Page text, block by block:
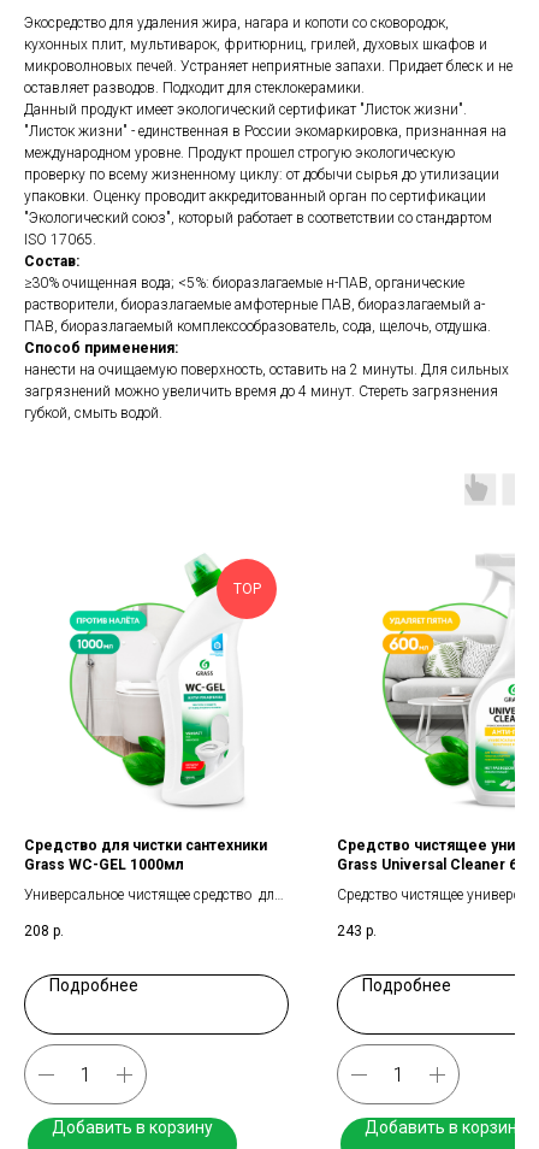
Экосредство для удаления жира, нагара и копоти со сковородок,
кухонных плит, мультиварок, фритюрниц, грилей, духовых шкафов и
микроволновых печей. Устраняет неприятные запахи. Придает блеск и не
оставляет разводов. Подходит для стеклокерамики.
Данный продукт имеет экологический сертификат "Листок жизни".
"Листок жизни" - единственная в России экомаркировка, признанная на
международном уровне. Продукт прошел строгую экологическую
проверку по всему жизненному циклу: от добычи сырья до утилизации
упаковки. Оценку проводит аккредитованный орган по сертификации
"Экологический союз", который работает в соответствии со стандартом
ISO 17065.
Состав:
≥30% очищенная вода; <5%: биоразлагаемые н-ПАВ, органические
растворители, биоразлагаемые амфотерные ПАВ, биоразлагаемый а-
ПАВ, биоразлагаемый комплексообразователь, сода, щелочь, отдушка.
Способ применения:
нанести на очищаемую поверхность, оставить на 2 минуты. Для сильных
загрязнений можно увеличить время до 4 минут. Стереть загрязнения
губкой, смыть водой.
TOP
Средство для чистки сантехники
Grass WC-GEL 1000мл
Универсальное чистящее средство для
208 р.
Подробнее
Добавить в корзину
Средство чистящее
Grass Universal Cleaner
Средство чистящее
243 р.
Подробнее
Добавить в корзину